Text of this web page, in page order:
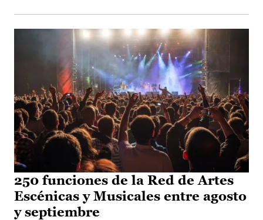
250 funciones de la Red de Artes
Escénicas y Musicales entre agosto
y septiembre